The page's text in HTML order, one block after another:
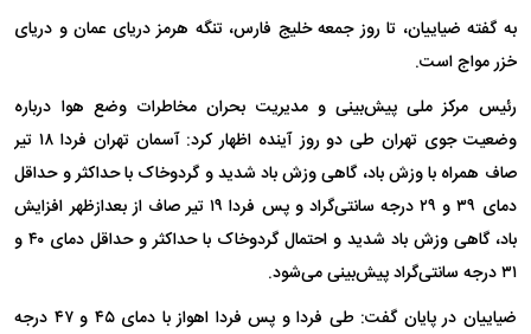
به گفته ضیاییان، تا روز جمعه خلیج فارس، تنگه هرمز دریای عمان و دریای
خزر مواج است.
رئیس مرکز ملی پیش‌بینی و مدیریت بحران مخاطرات وضع هوا درباره
وضعیت جوی تهران طی دو روز آینده اظهار کرد: آسمان تهران فردا ۱۸ تیر
صاف همراه با وزش باد، گاهی وزش باد شدید و گردوخاک با حداکثر و حداقل
دمای ۳۹ و ۲۹ درجه سانتی‌گراد و پس فردا ۱۹ تیر صاف از بعدازظهر افزایش
باد، گاهی وزش باد شدید و احتمال گردوخاک با حداکثر و حداقل دمای ۴۰ و
۳۱ درجه سانتی‌گراد پیش‌بینی می‌شود.
ضیاییان در پایان گفت: طی فردا و پس فردا اهواز با دمای ۴۵ و ۴۷ درجه